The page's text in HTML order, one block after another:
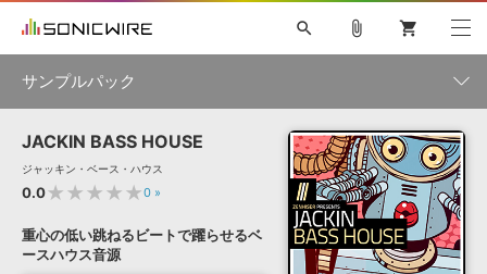
ソフト音源 »
プラグイン・エフェクト »
キャンペーン »
search
初音ミク NT 鏡音リン・レン V4X 巡音ルカ V4X
MEIKO V3
KAITO V3
VOCALOID TOONTRACK
SPITFIRE AUDIO
VIENNA
EZ DRUMMER 3
ライセンスフリーBGM
サンプルパックを試そう
ボーカル抜き出し
DUBSTEP
ELECTRONICA
MUTANT
ROUTER.FM
attach_file shopping_cart
サンプルパック
製品一覧
ジャンル
JACKIN BASS HOUSE
ジャッキン・ベース・ハウス
0.0★★★★★0 »
重心の低い跳ねるビートで躍らせるベ
ースハウス音源